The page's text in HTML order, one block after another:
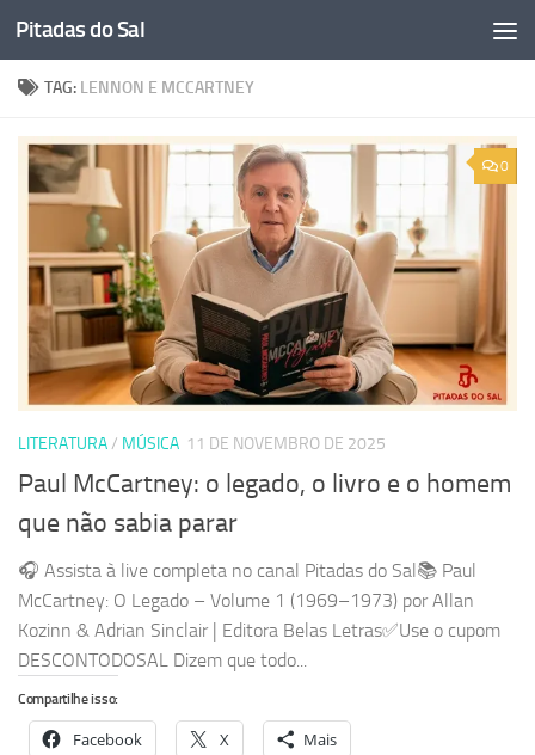
Skip to content
Pitadas do Sal
TAG: LENNON E MCCARTNEY
0
LITERATURA/ MÚSICA 11 DE NOVEMBRO DE 2025
Paul McCartney: o legado, o livro e o homem
que não sabia parar
🎧 Assista à live completa no canal Pitadas do Sal📚 Paul
McCartney: O Legado – Volume 1 (1969–1973) por Allan
Kozinn & Adrian Sinclair | Editora Belas Letras✅Use o cupom
DESCONTODOSAL Dizem que todo...
Compartilhe isso:
Facebook X Mais